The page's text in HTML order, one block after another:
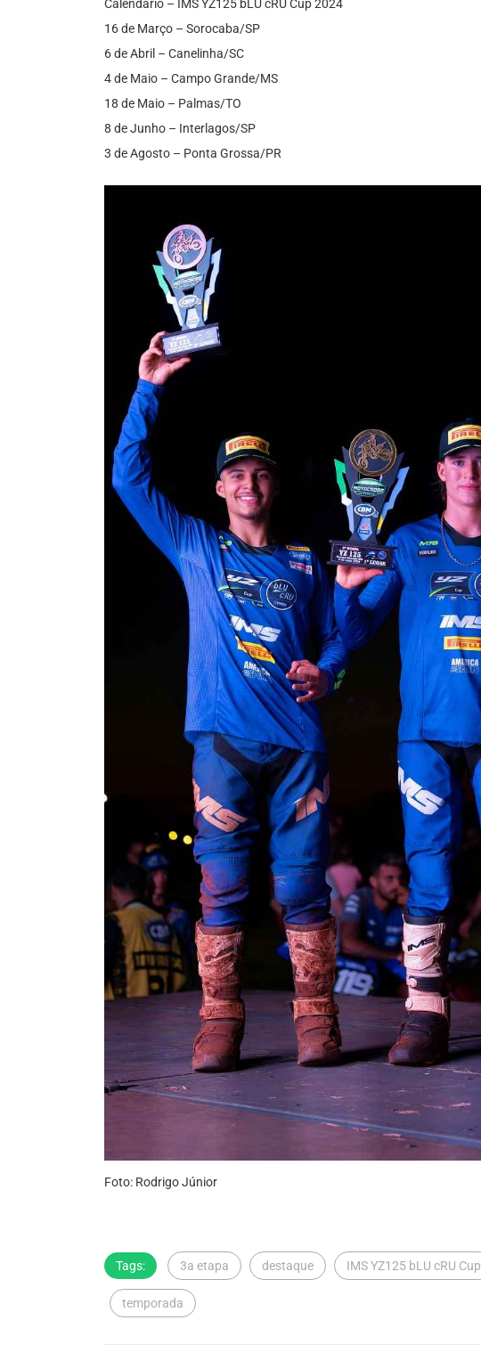
Calendário – IMS YZ125 bLU cRU Cup 2024
16 de Março – Sorocaba/SP
6 de Abril – Canelinha/SC
4 de Maio – Campo Grande/MS
18 de Maio – Palmas/TO
8 de Junho – Interlagos/SP
3 de Agosto – Ponta Grossa/PR
Foto: Rodrigo Júnior
Tags: 3a etapa destaque IMS YZ125 bLU cRU Cup
temporada